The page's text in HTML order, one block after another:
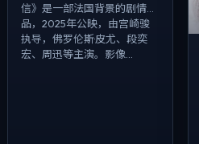
信》是一部法国背景的剧情作
品，2025年公映，由宫崎骏
执导，佛罗伦斯·皮尤、段奕
宏、周迅等主演。影像...